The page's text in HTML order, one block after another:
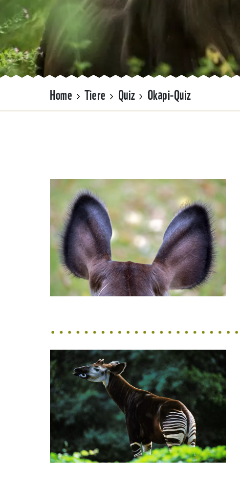
Home Tiere Quiz Okapi-Quiz